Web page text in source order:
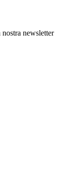
newsletter